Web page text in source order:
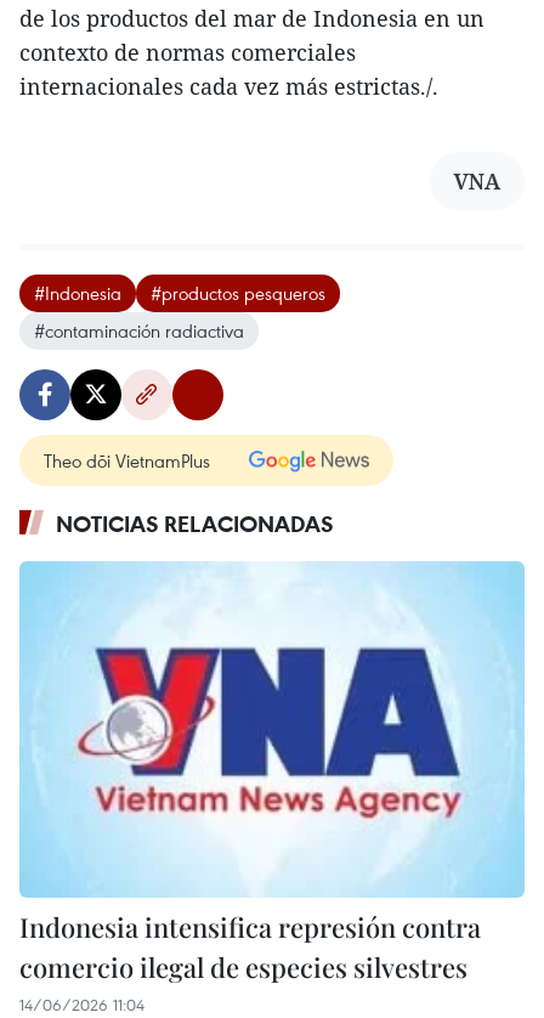
de los productos del mar de Indonesia en un
contexto de normas comerciales
internacionales cada vez más estrictas./.
VNA
#Indonesia
#productos pesqueros
#contaminación radiactiva
Theo dõi VietnamPlus
NOTICIAS RELACIONADAS
Indonesia intensifica represión contra
comercio ilegal de especies silvestres
14/06/2026 11:04